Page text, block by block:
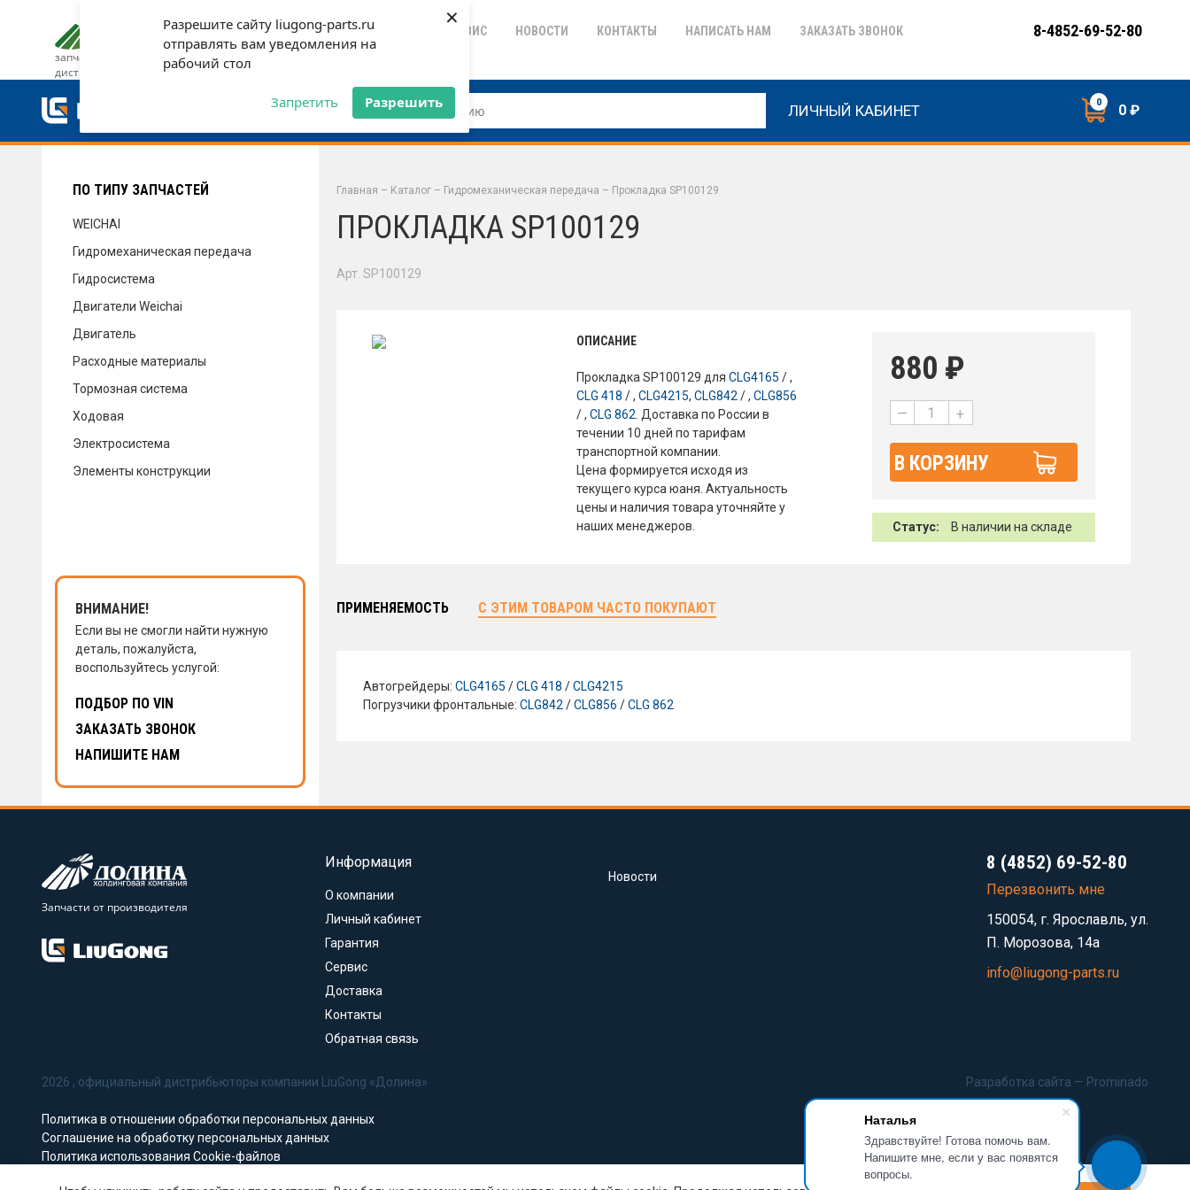
Разрешите сайту liugong-parts.ru
отправлять вам уведомления на
рабочий стол
Запретить Разрешить
×
Наталья
Здравствуйте! Готова помочь вам.
Напишите мне, если у вас появятся
вопросы.
запчасти от официального
дистрибьютора
ДОСТАВКА И ОПЛАТА ГАРАНТИЯ СЕРВИС НОВОСТИ КОНТАКТЫ НАПИСАТЬ НАМ ЗАКАЗАТЬ ЗВОНОК
ДОСТАВКА И ОПЛАТА
СЕРВИС
ЗАКАЗАТЬ ЗВОНОК
8-4852-69-52-80
ЛИЧНЫЙ КАБИНЕТ 0 0 ₽
ПО ТИПУ ЗАПЧАСТЕЙ
WEICHAI
Гидромеханическая передача
Гидросистема
Двигатели Weichai
Двигатель
Расходные материалы
Тормозная система
Ходовая
Электросистема
Элементы конструкции
ВНИМАНИЕ!
Если вы не смогли найти нужную
деталь, пожалуйста,
воспользуйтесь услугой:
ПОДБОР ПО VIN
ЗАКАЗАТЬ ЗВОНОК
НАПИШИТЕ НАМ
Главная – Каталог – Гидромеханическая передача – Прокладка SP100129
ПРОКЛАДКА SP100129
Арт. SP100129
ОПИСАНИЕ
Прокладка SP100129 дляCLG4165 / ,
CLG 418 / ,CLG4215,CLG842 / ,CLG856
/ ,CLG 862 . Доставка по России в
течении 10 дней по тарифам
транспортной компании.
Цена формируется исходя из
текущего курса юаня. Актуальность
цены и наличия товара уточняйте у
наших менеджеров.
880 ₽
— +
В КОРЗИНУ
Статус: В наличии на складе
ПРИМЕНЯЕМОСТЬ С ЭТИМ ТОВАРОМ ЧАСТО ПОКУПАЮТ
Автогрейдеры: CLG4165 /CLG 418 /CLG4215
Погрузчики фронтальные: CLG842 /CLG856 /CLG 862
Запчасти от производителя
Информация
О компании
Личный кабинет
Гарантия
Сервис
Доставка
Контакты
Обратная связь
Новости
8 (4852) 69-52-80
Перезвонить мне
150054, г. Ярославль, ул.
П. Морозова, 14а
info@liugong-parts.ru
2026 , официальный дистрибьюторы компании LiuGong «Долина»
Политика в отношении обработки персональных данных
Соглашение на обработку персональных данных
Политика использования Cookie-файлов
Разработка сайта — Prominado